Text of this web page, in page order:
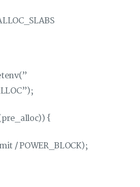
{
/ POWER_BLOCK);